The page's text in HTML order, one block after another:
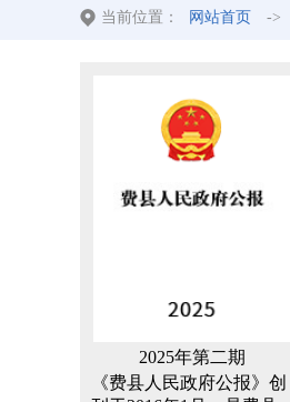
当前位置： 网站首页 ->
2025年第二期
《费县人民政府公报》创